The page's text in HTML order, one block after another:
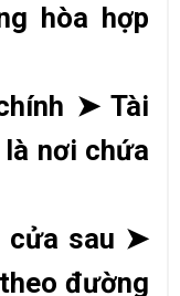
hòa hợp
➤Tài
nơi chứa
sau ➤
đường